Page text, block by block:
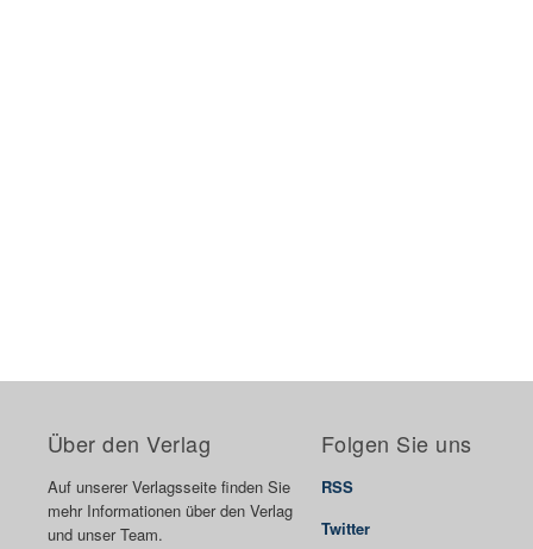
Über den Verlag
Auf unserer Verlagsseite finden Sie
mehr Informationen über den Verlag
und unser Team.
Folgen Sie uns
RSS
Twitter